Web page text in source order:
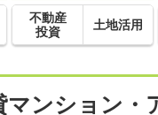
不動産
投資
土地活用
マンション・